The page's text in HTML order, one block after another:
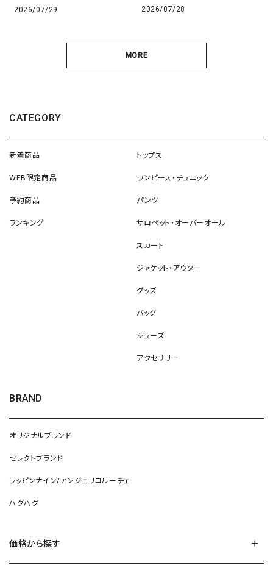
2026/07/29 2026/07/28
MORE
CATEGORY
新着商品
WEB限定商品
予約商品
ランキング
トップス
ワンピース・チュニック
パンツ
サロペット・オーバーオール
スカート
ジャケット・アウター
グッズ
バッグ
シューズ
アクセサリー
BRAND
オリジナルブランド
セレクトブランド
ラッピンナイン/アンジェリコルーチェ
ハグハグ
価格から探す